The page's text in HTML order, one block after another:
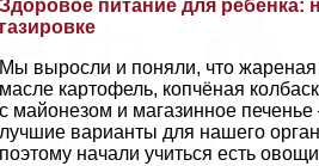
Здоровое питание для ребёнка:
газировке
Мы выросли и поняли, что жареная
масле картофель, копчёная
с майонезом и магазинное
лучшие варианты для нашего
поэтому начали учиться есть